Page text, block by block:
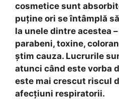
cosmetice sunt
puține ori se întâmplă
la unele dintre acestea
parabeni, toxine,
știm cauza. Lucrurile
atunci când este vorba
este mai crescut riscul
afecțiuni respiratorii.